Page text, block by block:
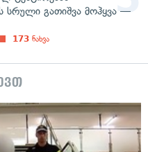
სრული გათიშვა მოჰყვა —
173 ნახვა